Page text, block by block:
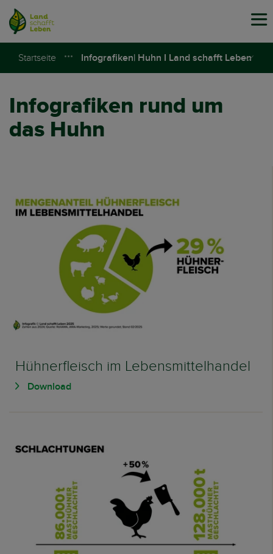
Startseite Infografiken| Huhn I Land schafft Leben
Infografiken rund um
das Huhn
Hühnerfleisch im Lebensmittelhandel
Download